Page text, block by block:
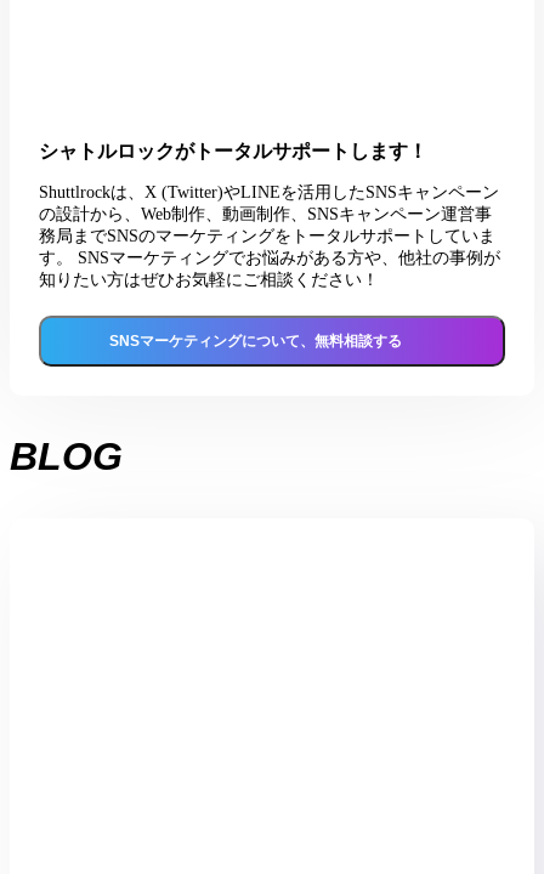
シャトルロックがトータルサポートします！
Shuttlrockは、X (Twitter)やLINEを活用したSNSキャンペーン
の設計から、Web制作、動画制作、SNSキャンペーン運営事
務局までSNSのマーケティングをトータルサポートしていま
す。 SNSマーケティングでお悩みがある方や、他社の事例が
知りたい方はぜひお気軽にご相談ください！
SNSマーケティングについて、無料相談する
BLOG